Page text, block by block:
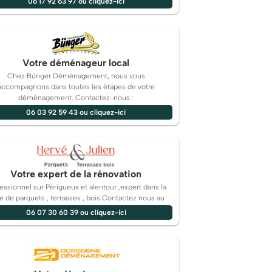
Votre déménageur local
Chez Bünger Déménagement, nous vous
dans toutes les étapes de votre
déménagement. Contactez-nous :
06 03 92 59 43 ou cliquez-ici
Votre expert de la rénovation
sur Périgueux et alentour ,expert dans la
de parquets , terrasses , bois.Contactez nous au
06 07 30 60 39 ou cliquez-ici